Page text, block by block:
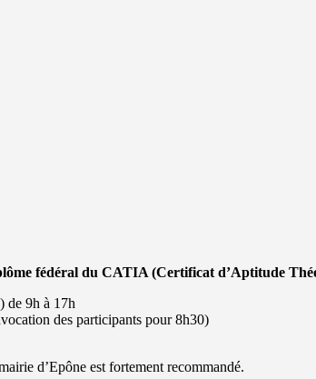
fédéral du CATIA (Certificat d’Aptitude
de 9h à 17h
des participants pour 8h30)
d’Epône est fortement recommandé.